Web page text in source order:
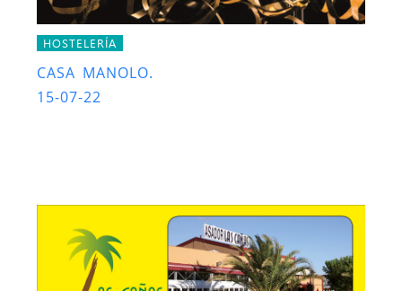
HOSTELERÍA
CASA MANOLO.
15-07-22